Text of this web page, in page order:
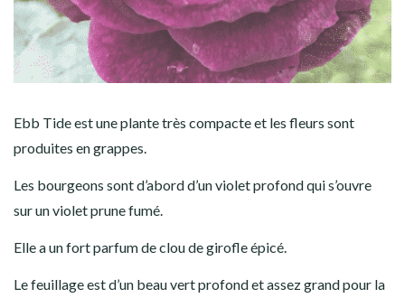
Ebb Tide est une plante très compacte et les fleurs sont
produites en grappes.
Les bourgeons sont d’abord d’un violet profond qui s’ouvre
sur un violet prune fumé.
Elle a un fort parfum de clou de girofle épicé.
Le feuillage est d’un beau vert profond et assez grand pour la